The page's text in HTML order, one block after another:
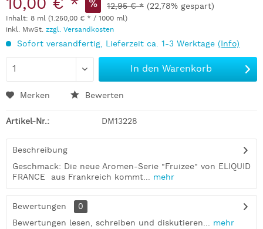
12,95 € * (22,78% gespart)
Inhalt: 8 ml (1.250,00 € * / 1000 ml)
inkl. MwSt. zzgl. Versandkosten
Sofort versandfertig, Lieferzeit ca. 1-3 Werktage (Info)
In den Warenkorb
Merken Bewerten
Artikel-Nr.: DM13228
Beschreibung
Geschmack: Die neue Aromen-Serie "Fruizee" von ELIQUID
FRANCE aus Frankreich kommt... mehr
Bewertungen
0
Bewertungen lesen, schreiben und diskutieren... mehr